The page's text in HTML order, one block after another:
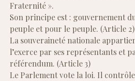
Fraternité ».
Son principe est : gouvernement
peuple et pour le peuple. (Article 2)
La souveraineté nationale
l’exerce par ses représentants et
référendum. (Article 3)
Le Parlement vote la loi. Il